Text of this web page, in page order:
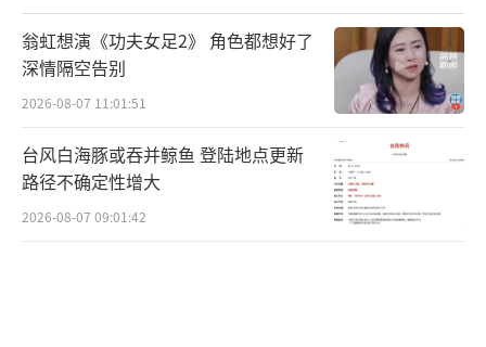
惹令人期待，三位性格迥异、命运不同的小娘
惹，在豪门深宅中上演交织在一起的命运狂想
曲。由黄暄婷饰演的恶女千金安娜最具突破
性，背负着“灾星”的标签养在母亲的娘家，
内心从小就种下了报复的种子，黄暄婷的演绎
让这个恶女角色既有摧毁一切的破坏力，又透
着令人心碎的悲剧色彩，曾在新加坡电视剧
翁虹想演《功夫女足2》 角色都想好了
深情隔空告别
2026-08-07 11:01:51
台风白海豚或吞并鲸鱼 登陆地点更新
路径不确定性增大
2026-08-07 09:01:42